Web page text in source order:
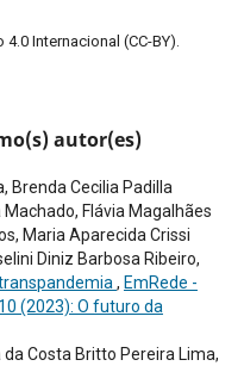
Internacional (CC-BY).
autor(es)
Brenda Cecilia Padilla
Flávia Magalhães
Maria Aparecida Crissi
Diniz Barbosa Ribeiro,
, EmRede -
(2023): O futuro da
Costa Britto Pereira Lima,